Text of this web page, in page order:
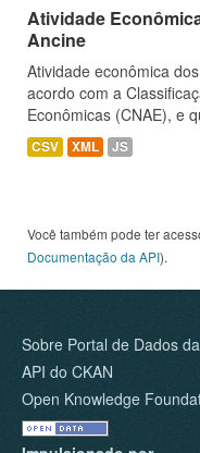
Atividade
Ancine
Atividade econômica
acordo com a
Econômicas (CNAE), e
CSV XML JS
Você também pode ter
Documentação da API).
Sobre Portal de Dados
API do CKAN
Open Knowledge